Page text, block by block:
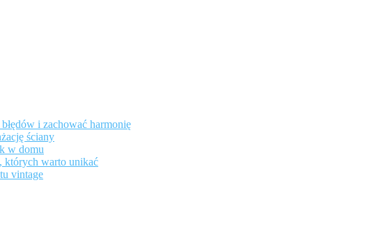
i zachować harmonię
ściany
w domu
których warto unikać
vintage